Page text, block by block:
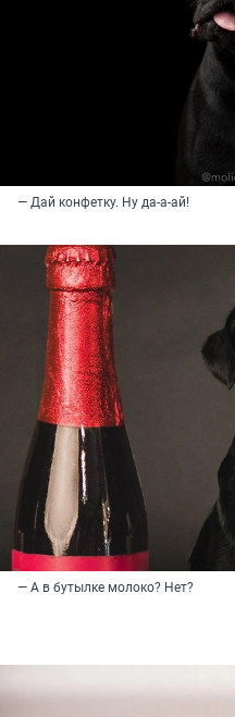
— Дай конфетку. Ну да-а-ай!
— А в бутылке молоко? Нет?